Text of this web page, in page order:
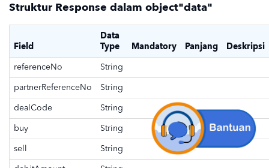
Struktur Response dalam object"data"
Field
Data
Type
Mandatory Panjang Deskripsi
referenceNo String
partnerReferenceNo String
dealCode String
buy String
sell String